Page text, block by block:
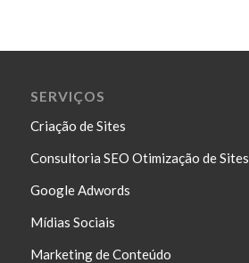
SERVIÇOS
Criação de Sites
Consultoria SEO Otimização de Sites
Google Adwords
Mídias Sociais
Marketing de Conteúdo